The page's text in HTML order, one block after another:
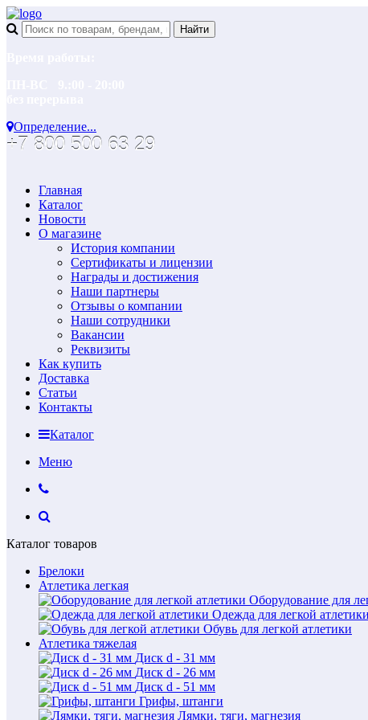
Определение...
+7 800 500 63 29
Главная
Каталог
Новости
О магазине
История компании
Сертификаты и лицензии
Награды и достижения
Наши партнеры
Отзывы о компании
Наши сотрудники
Вакансии
Реквизиты
Как купить
Доставка
Статьи
Контакты
Каталог
Меню
Каталог товаров
Брелоки
Атлетика легкая
Оборудование для
Одежда для легкой атлетики
Обувь для легкой атлетики
Атлетика тяжелая
Диск d - 31 мм
Диск d - 26 мм
Диск d - 51 мм
Грифы, штанги
Лямки, тяги, магнезия